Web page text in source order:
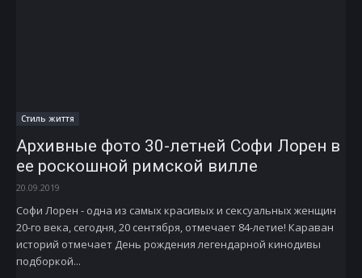
Стиль життя
Архивные фото 30-летней Софи Лорен в
ее роскошной римской вилле
20.09.2019
Софи Лорен - одна из самых красивых и сексуальных женщин
20-го века, сегодня, 20 сентября, отмечает 84-летие! Караван
историй отмечает День рождения легендарной кинодивы
подборкой...